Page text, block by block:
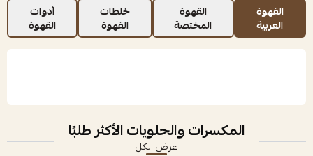
القهوة
العربية
القهوة
المختصة
خلطات
القهوة
أدوات
القهوة
المكسرات والحلويات الأكثر طلبًا
عرض الكل